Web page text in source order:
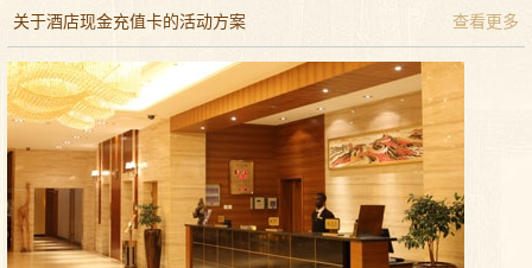
关于酒店现金充值卡的活动方案 查看更多